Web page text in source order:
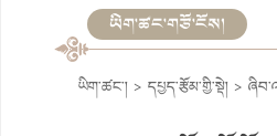
ཡིག་ཚང་གཙོ་ངོས།
ཡིག་ཚང་། > དཔྱད་རྩོམ་གྱི་སྡེ། >